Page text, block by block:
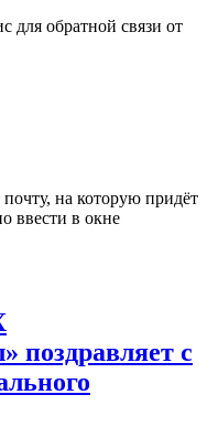
для обратной связи от
на которую придёт
ввести в окне
поздравляет с